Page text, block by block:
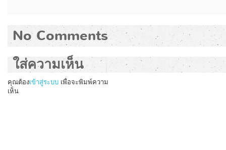
No Comments
ใส่ความเห็น
คุณต้องเข้าสู่ระบบ เพื่อจะพิมพ์ความ
เห็น